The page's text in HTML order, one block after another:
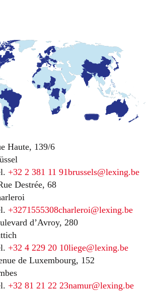
Haute, 139/6
+32 2 381 11 91brussels@lexing.be
Destrée, 68
+3271555308charleroi@lexing.be
d’Avroy, 280
+32 4 229 20 10liege@lexing.be
de Luxembourg, 152
+32 81 21 22 23namur@lexing.be